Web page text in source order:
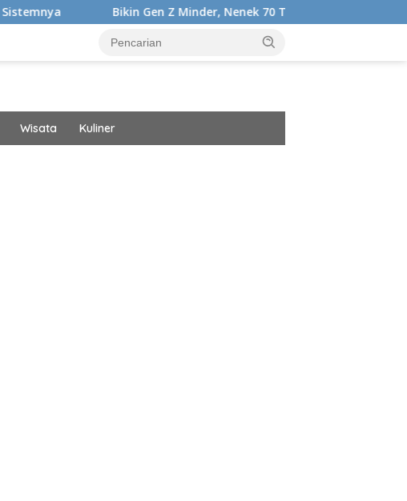
Bikin Gen Z Minder, Nenek 70 Tahun Ini Punya Tubuh Segar dan
Wisata Kuliner